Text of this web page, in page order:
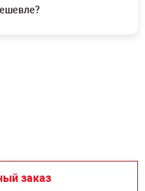
заказ